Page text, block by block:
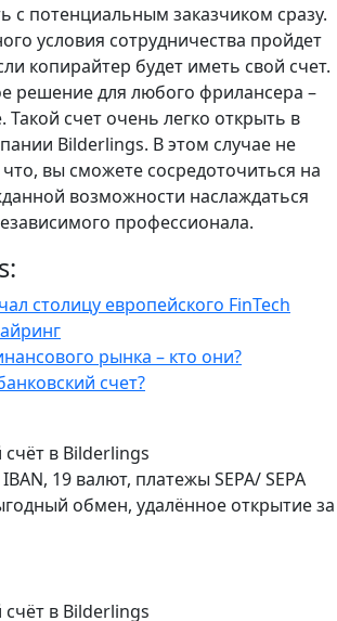
с потенциальным заказчиком сразу.
условия сотрудничества пройдет
копирайтер будет иметь свой счет.
решение для любого фрилансера –
Такой счет очень легко открыть в
Bilderlings. В этом случае не
вы сможете сосредоточиться на
возможности наслаждаться
профессионала.
столицу европейского FinTech
рынка – кто они?
счет?
в Bilderlings
19 валют, платежы SEPA/ SEPA
обмен, удалённое открытие за
в Bilderlings